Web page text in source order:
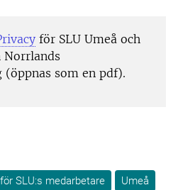
för SLU Umeå och
Norrlands
som en pdf).
SLU:s medarbetare Umeå